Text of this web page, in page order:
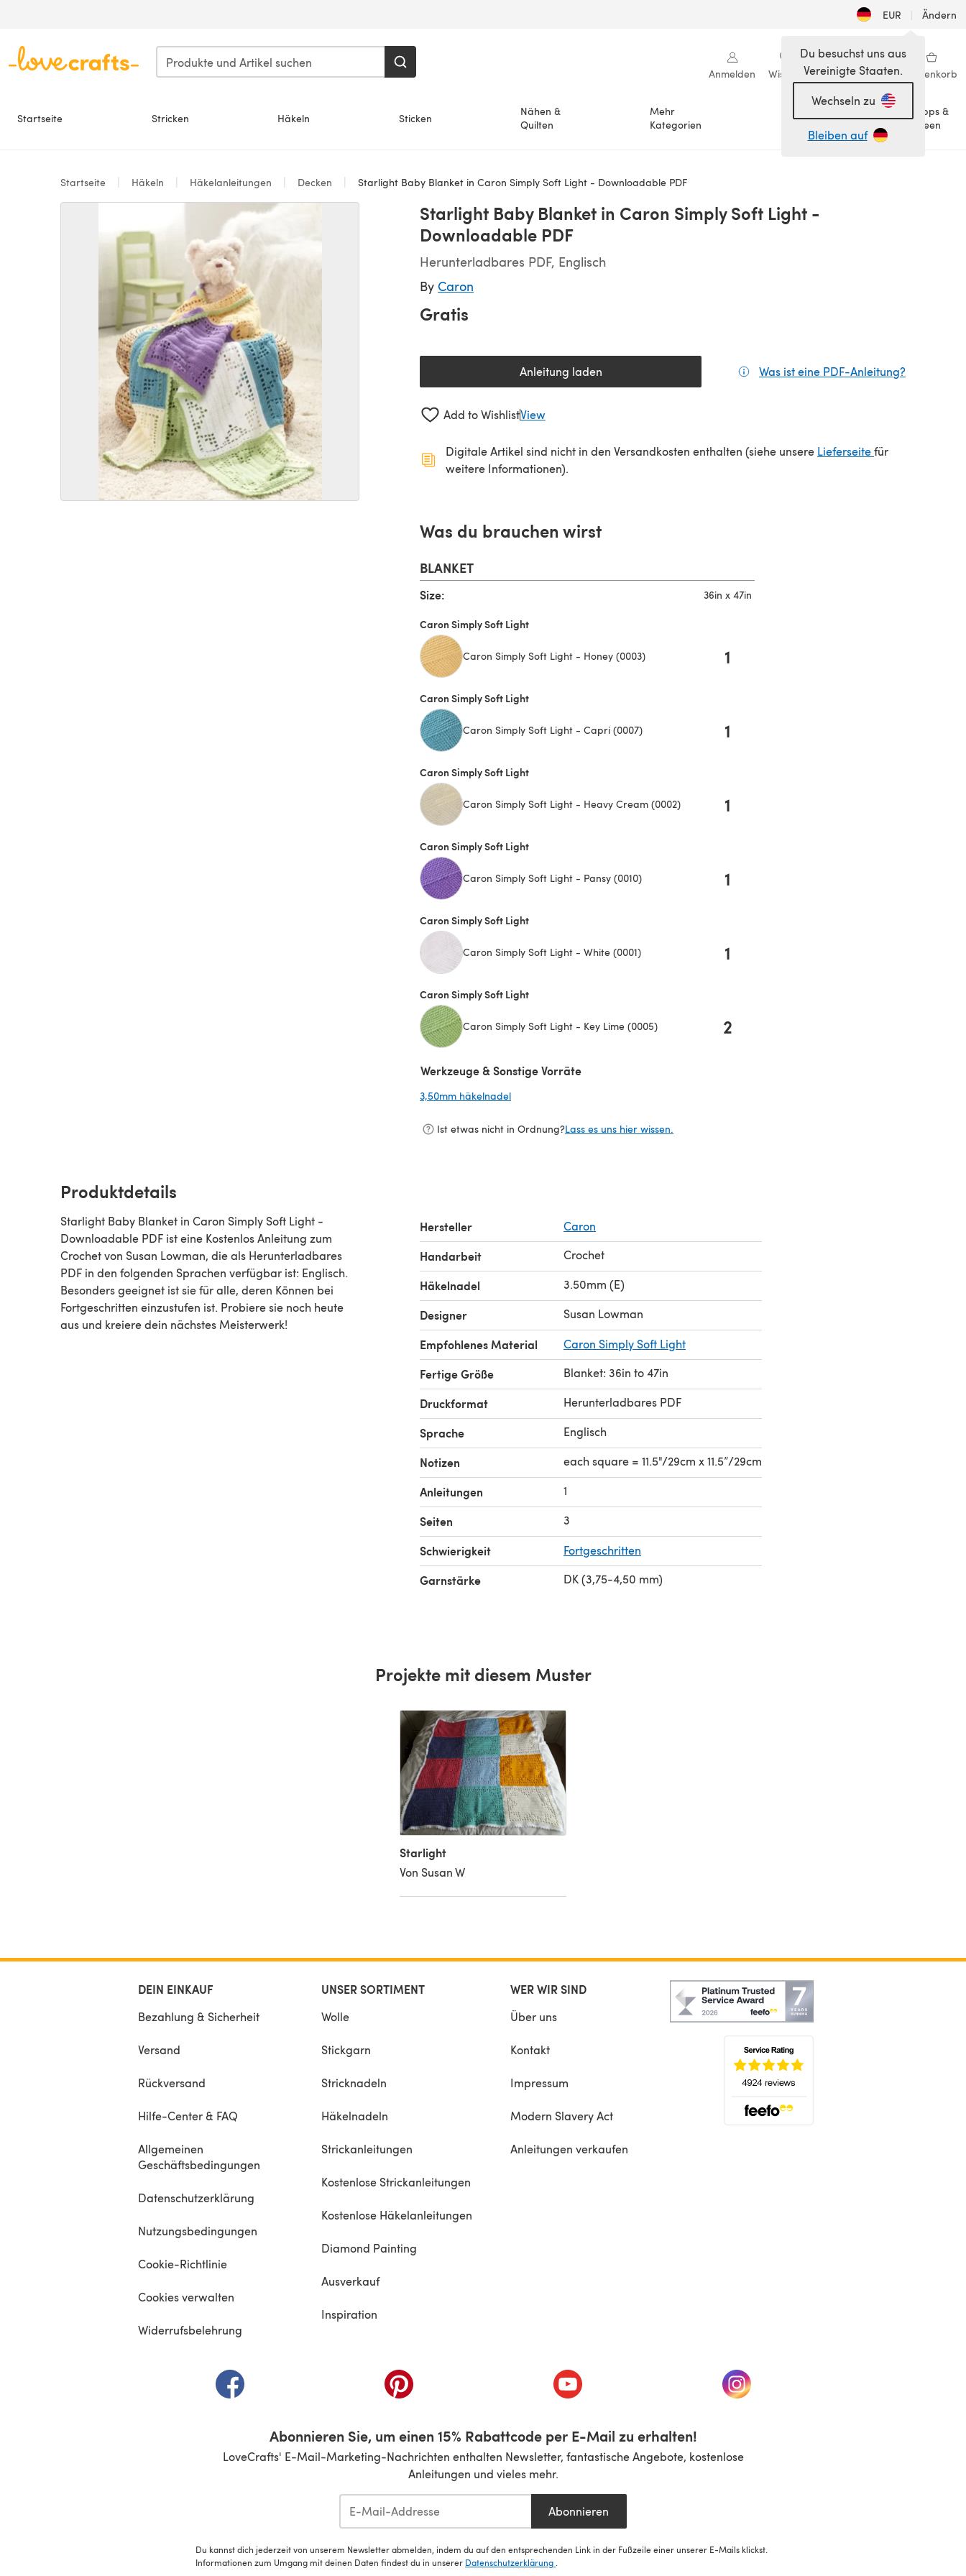
EUR | Ändern
Anmelden Wishlist Meine Bibliothek Warenkorb
Startseite Stricken Häkeln Sticken
Nähen &
Quilten
Mehr
Kategorien
Anlässe
Tipps &
Ideen
Du besuchst uns aus
Vereinigte Staaten.
Wechseln zu
Bleiben auf
Startseite Häkeln Häkelanleitungen Decken Starlight Baby Blanket in Caron Simply Soft Light - Downloadable PDF
Starlight Baby Blanket in Caron Simply Soft Light -
Downloadable PDF
Herunterladbares PDF, Englisch
By Caron
Gratis
Anleitung laden(öffnet sich in einem neuen Tab) Was ist eine PDF-Anleitung?
Add to WishlistView
Digitale Artikel sind nicht in den Versandkosten enthalten (siehe unsere Lieferseite(öffnet sich in
für
weitere Informationen).
Was du brauchen wirst
BLANKET
Size: 36in x 47in
Caron Simply Soft Light
Caron Simply Soft Light - Honey (0003) 1
Caron Simply Soft Light
Caron Simply Soft Light - Capri (0007) 1
Caron Simply Soft Light
Caron Simply Soft Light - Heavy Cream (0002) 1
Caron Simply Soft Light
Caron Simply Soft Light - Pansy (0010) 1
Caron Simply Soft Light
Caron Simply Soft Light - White (0001) 1
Caron Simply Soft Light
Caron Simply Soft Light - Key Lime (0005) 2
Werkzeuge & Sonstige Vorräte
3,50mm häkelnadel
Ist etwas nicht in Ordnung?Lass es uns hier wissen.
Produktdetails
Starlight Baby Blanket in Caron Simply Soft Light -
Downloadable PDF ist eine Kostenlos Anleitung zum
Crochet von Susan Lowman, die als Herunterladbares
PDF in den folgenden Sprachen verfügbar ist: Englisch.
Besonders geeignet ist sie für alle, deren Können bei
Fortgeschritten einzustufen ist. Probiere sie noch heute
aus und kreiere dein nächstes Meisterwerk!
Hersteller Caron
Handarbeit Crochet
Häkelnadel 3.50mm (E)
Designer Susan Lowman
Empfohlenes Material Caron Simply Soft Light
Fertige Größe Blanket: 36in to 47in
Druckformat Herunterladbares PDF
Sprache Englisch
Notizen each square = 11.5"/29cm x 11.5”/29cm
Anleitungen 1
Seiten 3
Schwierigkeit Fortgeschritten
Garnstärke DK (3,75-4,50 mm)
Projekte mit diesem Muster
Starlight
Von Susan W
DEIN EINKAUF
Bezahlung & Sicherheit
Versand
Rückversand
Hilfe-Center & FAQ
Allgemeinen
Geschäftsbedingungen
Datenschutzerklärung
Nutzungsbedingungen
Cookie-Richtlinie
Cookies verwalten
Widerrufsbelehrung
UNSER SORTIMENT
Wolle
Stickgarn
Stricknadeln
Häkelnadeln
Strickanleitungen
Kostenlose Strickanleitungen
Kostenlose Häkelanleitungen
Diamond Painting
Ausverkauf
Inspiration
WER WIR SIND
Über uns
Kontakt
Impressum
Modern Slavery Act
Anleitungen verkaufen
(öffnet sich in einem neuen Tab)(öffnet sich in einem neuen Tab)(öffnet sich in einem neuen Tab)(öffnet sich in einem neuen Tab)
Abonnieren Sie, um einen 15% Rabattcode per E-Mail zu erhalten!
LoveCrafts' E-Mail-Marketing-Nachrichten enthalten Newsletter, fantastische Angebote, kostenlose
Anleitungen und vieles mehr.
Abonnieren
Du kannst dich jederzeit von unserem Newsletter abmelden, indem du auf den entsprechenden Link in der Fußzeile einer unserer E-Mails klickst.
Informationen zum Umgang mit deinen Daten findest du in unserer Datenschutzerklärung